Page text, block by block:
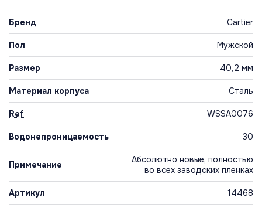
Бренд Cartier
Пол Мужской
Размер 40,2 мм
Материал корпуса Сталь
Ref WSSA0076
Водонепроницаемость 30
Примечание
Абсолютно новые, полностью
во всех заводских пленках
Артикул 14468